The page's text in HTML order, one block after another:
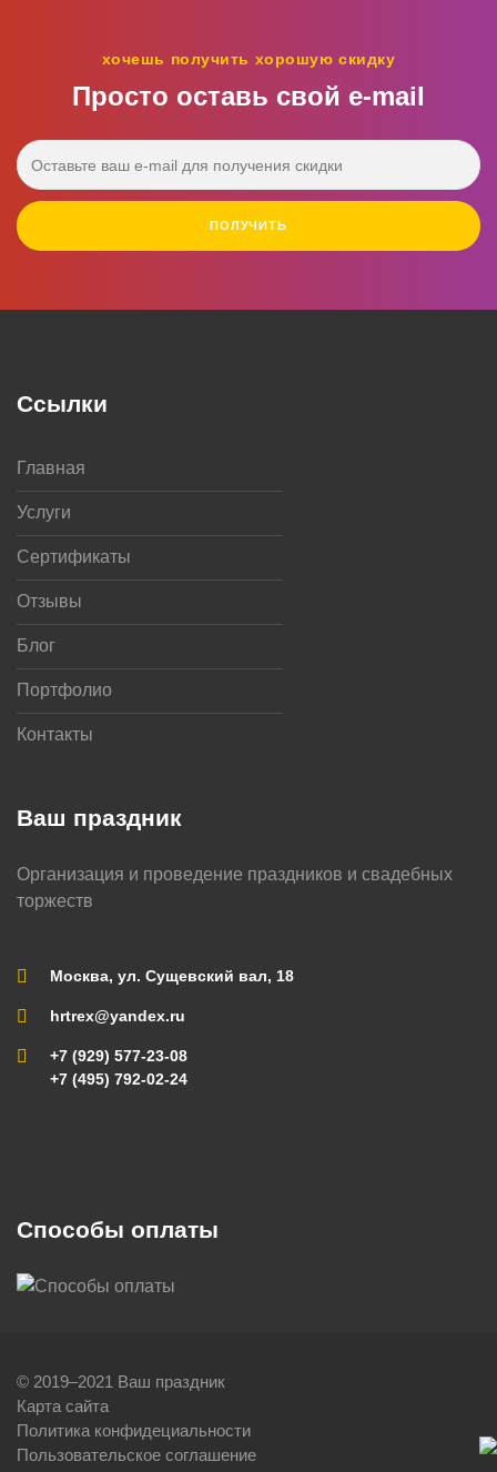
хочешь получить хорошую скидку
Просто оставь свой e‑mail
ПОЛУЧИТЬ
Ваш праздник
Организация и проведение праздников и свадебных
торжеств
Москва, ул. Сущевский вал, 18
hrtrex@yandex.ru
+7 (929) 577-23-08
+7 (495) 792-02-24
Ссылки
Главная
Услуги
Сертификаты
Отзывы
Блог
Портфолио
Контакты
Способы оплаты
© 2019–2021 Ваш праздник
Карта сайта
Политика конфидециальности
Пользовательское соглашение